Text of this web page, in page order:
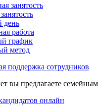
занятость
день
работа
график
метод
поддержка сотрудников
вы предлагаете
онлайн